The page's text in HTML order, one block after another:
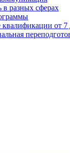
в разных сферах
от 7